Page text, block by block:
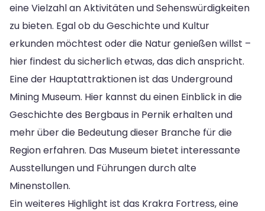
eine Vielzahl an Aktivitäten und Sehenswürdigkeiten
zu bieten. Egal ob du Geschichte und Kultur
erkunden möchtest oder die Natur genießen willst –
hier findest du sicherlich etwas, das dich anspricht.
Eine der Hauptattraktionen ist das Underground
Mining Museum. Hier kannst du einen Einblick in die
Geschichte des Bergbaus in Pernik erhalten und
mehr über die Bedeutung dieser Branche für die
Region erfahren. Das Museum bietet interessante
Ausstellungen und Führungen durch alte
Minenstollen.
Ein weiteres Highlight ist das Krakra Fortress, eine